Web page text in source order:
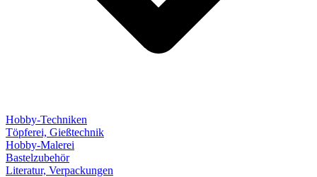
Hobby-Techniken
Töpferei, Gießtechnik
Hobby-Malerei
Bastelzubehör
Literatur, Verpackungen